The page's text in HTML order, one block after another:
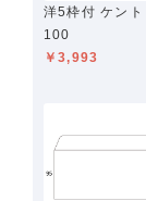
洋5枠付 ケント
100
￥3,993